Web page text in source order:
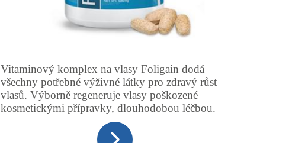
Vitaminový komplex na vlasy Foligain dodá
všechny potřebné výživné látky pro zdravý růst
vlasů. Výborně regeneruje vlasy poškozené
kosmetickými přípravky, dlouhodobou léčbou.